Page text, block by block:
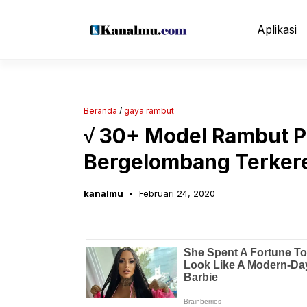
Aplikasi
Beranda / gaya rambut
√ 30+ Model Rambut
Bergelombang
kanalmu Februari 24, 2020